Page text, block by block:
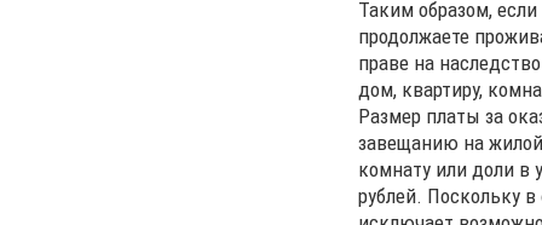
Таким образом,
продолжаете
праве на
дом, квартиру,
Размер платы за
завещанию на
комнату или доли в
рублей. Поскольку